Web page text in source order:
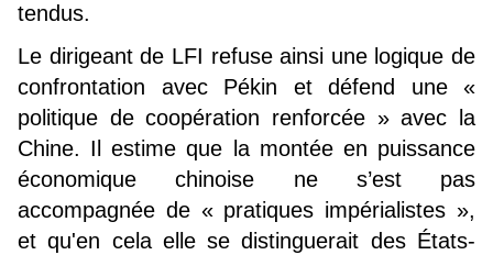
tendus.
Le dirigeant de LFI refuse ainsi une logique de
confrontation avec Pékin et défend une «
politique de coopération renforcée » avec la
Chine. Il estime que la montée en puissance
économique chinoise ne s’est pas
accompagnée de « pratiques impérialistes »,
et qu'en cela elle se distinguerait des États-